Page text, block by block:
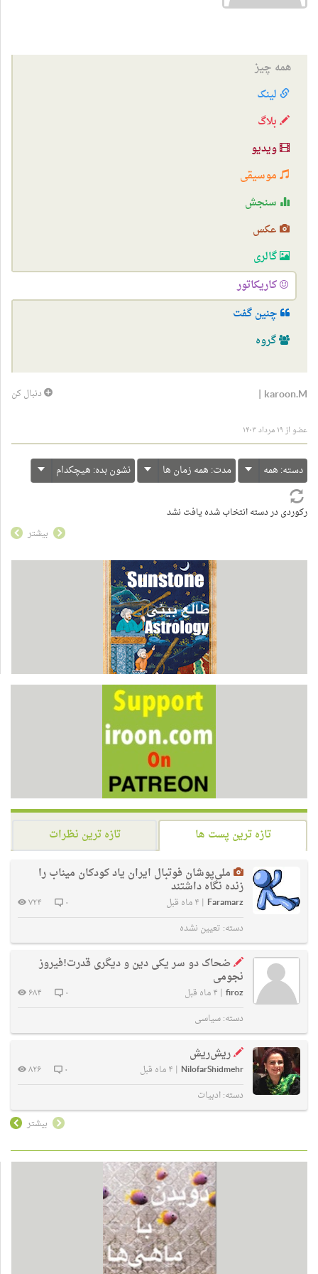
همه چیز
لینک
بلاگ
ویدیو
موسیقی
سنجش
عکس
گالری
کاریکاتور
چنین گفت
گروه
دنبال کن karoon.M
|
عضو از ۱۹ مرداد ۱۴۰۳
دسته: همه مدت: همه زمان ها نشون بده: هیچکدام
رکوردی در دسته انتخاب شده یافت نشد
بیشتر
تازه ترین پست ها
تازه ترین نظرات
ملی‌پوشان فوتبال ایران یاد کودکان میناب را
زنده نگاه داشتند
Faramarz
| ۴ ماه قبل ۰
۷۲۴
دسته: تعیین نشده
ضحاک دو سر یکی دین و دیگری قدرت!فیروز
نجومی
firoz
| ۴ ماه قبل ۰
۶۸۴
دسته:سیاسی
ریش‌ریش
NilofarShidmehr
| ۴ ماه قبل ۰
۸۲۶
دسته:ادبیات
بیشتر